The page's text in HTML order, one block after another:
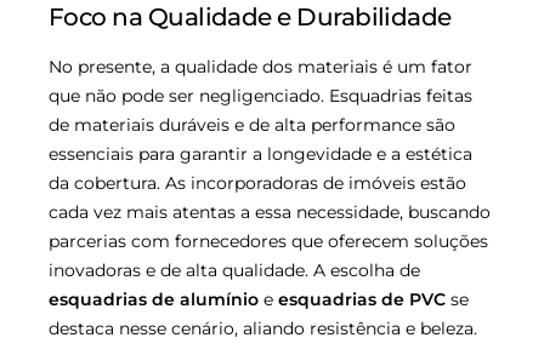
Foco na Qualidade e Durabilidade
No presente, a qualidade dos materiais é um fator
que não pode ser negligenciado. Esquadrias feitas
de materiais duráveis e de alta performance são
essenciais para garantir a longevidade e a estética
da cobertura. As incorporadoras de imóveis estão
cada vez mais atentas a essa necessidade, buscando
parcerias com fornecedores que oferecem soluções
inovadoras e de alta qualidade. A escolha de
esquadrias de alumínio e esquadrias de PVC se
destaca nesse cenário, aliando resistência e beleza.